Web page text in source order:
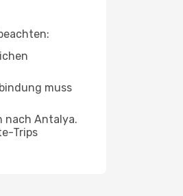
muss
nach Antalya.
Trips